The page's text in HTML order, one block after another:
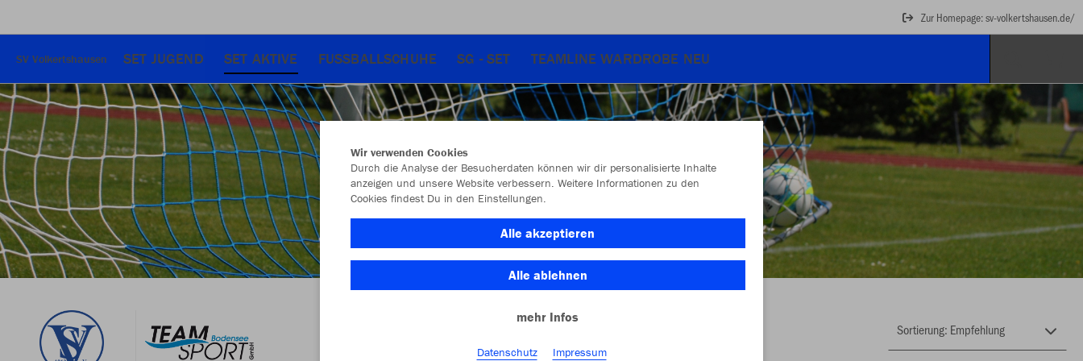
Zur Homepage: sv-volkertshausen.de/
SV Volkertshausen SET JUGEND SET AKTIVE FUSSBALLSCHUHE SG - SET TEAMLINE WARDROBE NEU
Wir verwenden Cookies
Durch die Analyse der Besucherdaten können wir dir personalisierte Inhalte
anzeigen und unsere Website verbessern. Weitere Informationen zu den
Cookies findest Du in den Einstellungen.
Alle akzeptieren
Alle ablehnen
mehr Infos
Datenschutz Impressum